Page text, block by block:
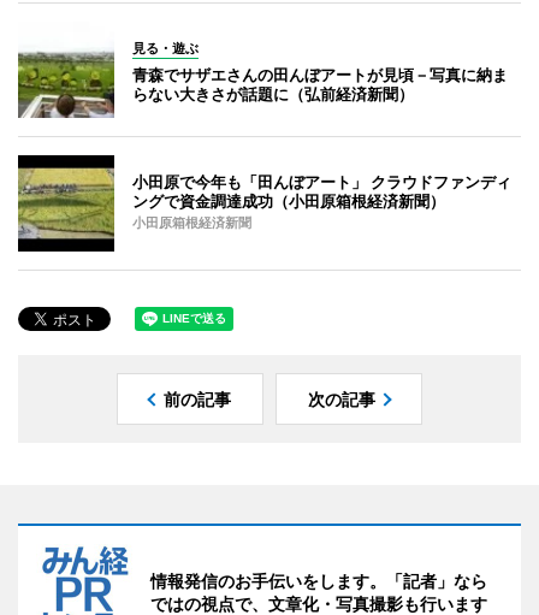
見る・遊ぶ
青森でサザエさんの田んぼアートが見頃－写真に納ま
らない大きさが話題に（弘前経済新聞）
小田原で今年も「田んぼアート」 クラウドファンディ
ングで資金調達成功（小田原箱根経済新聞）
小田原箱根経済新聞
前の記事 次の記事
情報発信のお手伝いをします。「記者」なら
ではの視点で、文章化・写真撮影も行います